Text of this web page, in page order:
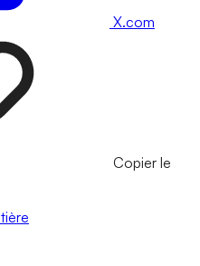
X.com
Copier le